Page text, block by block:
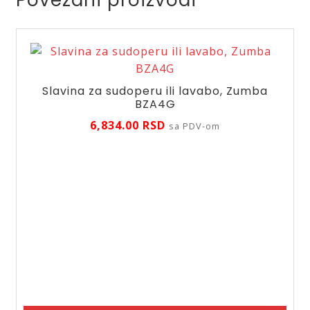
Slavina za sudoperu ili lavabo, Zumba
BZA4G
6,834.00 RSD sa PDV-om